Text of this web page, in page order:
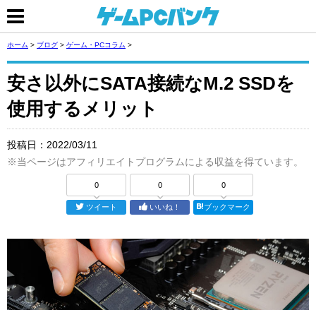
ホーム > ブログ > ゲーム・PCコラム >
安さ以外にSATA接続なM.2 SSDを
使用するメリット
投稿日： 2022/03/11
※当ページはアフィリエイトプログラムによる収益を得ています。
0
ツイート
0
いいね！
0
ブックマーク